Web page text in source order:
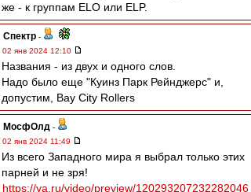
же - к группам ELO или ELP.
Спектр -
02 янв 2024 12:10
Названия - из двух и одного слов.
Надо было еще "Куинз Парк Рейнджерс" и,
допустим, Bay City Rollers
МосфОлд -
02 янв 2024 11:49
Из всего Западного мира я выбрал только этих
парней и не зря!
https://ya.ru/video/preview/120293207232282046